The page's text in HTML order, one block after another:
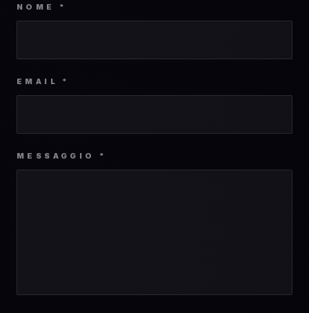
NOME *
EMAIL *
MESSAGGIO *